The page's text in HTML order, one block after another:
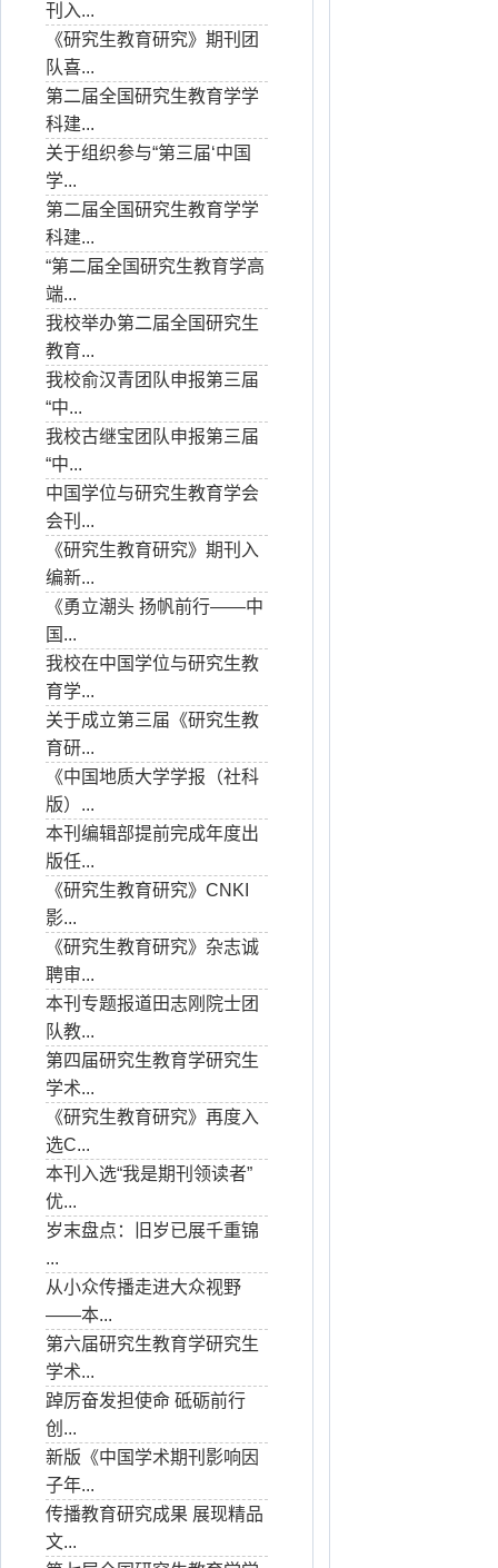
刊入...
《研究生教育研究》期刊团
队喜...
第二届全国研究生教育学学
科建...
关于组织参与“第三届‘中国
学...
第二届全国研究生教育学学
科建...
“第二届全国研究生教育学高
端...
我校举办第二届全国研究生
教育...
我校俞汉青团队申报第三届
“中...
我校古继宝团队申报第三届
“中...
中国学位与研究生教育学会
会刊...
《研究生教育研究》期刊入
编新...
《勇立潮头 扬帆前行——中
国...
我校在中国学位与研究生教
育学...
关于成立第三届《研究生教
育研...
《中国地质大学学报（社科
版）...
本刊编辑部提前完成年度出
版任...
《研究生教育研究》CNKI
影...
《研究生教育研究》杂志诚
聘审...
本刊专题报道田志刚院士团
队教...
第四届研究生教育学研究生
学术...
《研究生教育研究》再度入
选C...
本刊入选“我是期刊领读者”
优...
岁末盘点：旧岁已展千重锦
...
从小众传播走进大众视野
——本...
第六届研究生教育学研究生
学术...
踔厉奋发担使命 砥砺前行
创...
新版《中国学术期刊影响因
子年...
传播教育研究成果 展现精品
文...